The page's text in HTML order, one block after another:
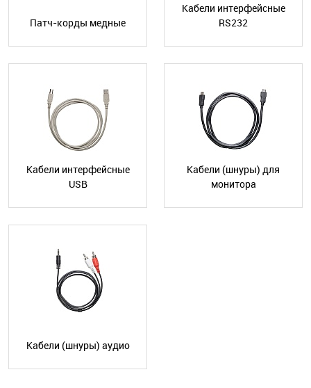
Патч-корды медные
Кабели интерфейсные
RS232
Кабели интерфейсные
USB
Кабели (шнуры) для
монитора
Кабели (шнуры) аудио